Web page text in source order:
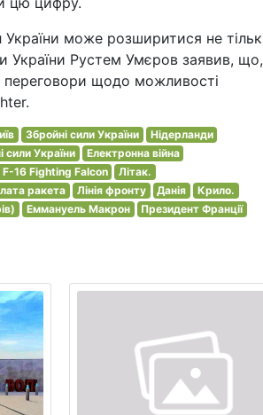
може розширитися не
України Рустем Умєров заявив, що,
переговори щодо можливості
Збройні сили України
Нідерланди
сили України
Електронна війна
16 Fighting Falcon
Літак.
ракета Лінія фронту Данія
Крило.
Еммануель Макрон
Президент Франції